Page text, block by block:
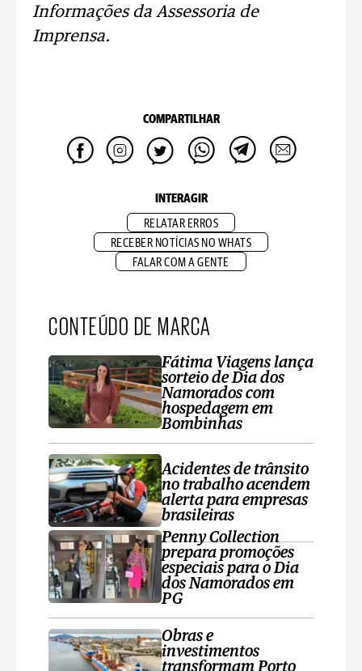
Informações da Assessoria de
Imprensa.
COMPARTILHAR
INTERAGIR
RELATAR ERROS
RECEBER NOTÍCIAS NO WHATS
FALAR COM A GENTE
CONTEÚDO DE MARCA
Fátima Viagens lança
sorteio de Dia dos
Namorados com
hospedagem em
Bombinhas
Acidentes de trânsito
no trabalho acendem
alerta para empresas
brasileiras
Penny Collection
prepara promoções
especiais para o Dia
dos Namorados em
PG
Obras e
investimentos
transformam Porto